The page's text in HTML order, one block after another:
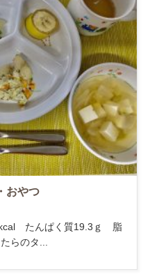
おやつ
たんぱく質19.3ｇ 脂
らのタ...